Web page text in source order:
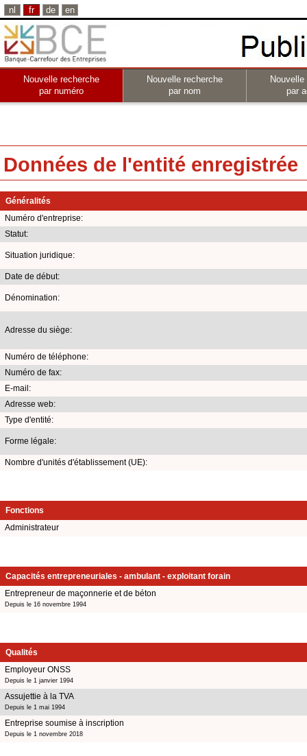
nl fr de en
Nouvelle recherche
par numéro
Nouvelle recherche
par nom
par
Données de l'entité enregistrée
Généralités
Numéro d'entreprise:
Statut:
Situation juridique:
Date de début:
Dénomination:
Adresse du siège:
Numéro de téléphone:
Numéro de fax:
E-mail:
Adresse web:
Type d'entité:
Forme légale:
Nombre d'unités d'établissement (UE):
Fonctions
Administrateur
Capacités entrepreneuriales - ambulant - exploitant forain
Entrepreneur de maçonnerie et de béton
Depuis le 16 novembre 1994
Qualités
Employeur ONSS
Depuis le 1 janvier 1994
Assujettie à la TVA
Depuis le 1 mai 1994
Entreprise soumise à inscription
Depuis le 1 novembre 2018